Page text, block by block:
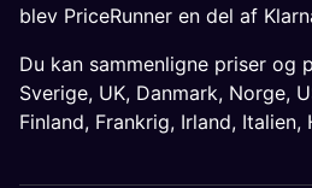
blev PriceRunner en del af
Du kan sammenligne priser og
Sverige, UK, Danmark, Norge,
Finland, Frankrig, Irland, Italien,